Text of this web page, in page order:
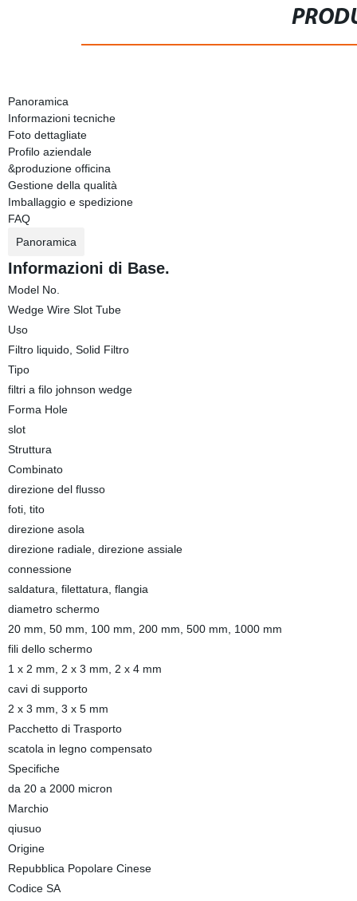
Panoramica
Informazioni tecniche
Foto dettagliate
Profilo aziendale
&produzione officina
Gestione della qualità
Imballaggio e spedizione
FAQ
Panoramica
Informazioni di Base.
Model No.
Wedge Wire Slot Tube
Uso
Filtro liquido, Solid Filtro
Tipo
filtri a filo johnson wedge
Forma Hole
slot
Struttura
Combinato
direzione del flusso
foti, tito
direzione asola
direzione radiale, direzione assiale
connessione
saldatura, filettatura, flangia
diametro schermo
20 mm, 50 mm, 100 mm, 200 mm, 500 mm, 1000 mm
fili dello schermo
1 x 2 mm, 2 x 3 mm, 2 x 4 mm
cavi di supporto
2 x 3 mm, 3 x 5 mm
Pacchetto di Trasporto
scatola in legno compensato
Specifiche
da 20 a 2000 micron
Marchio
qiusuo
Origine
Repubblica Popolare Cinese
Codice SA